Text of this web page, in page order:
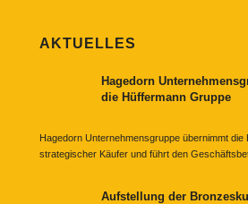
AKTUELLES
Hagedorn
die Hüffermann Gruppe
Hagedorn Unternehmensgruppe übernimmt die
strategischer Käufer und führt den
Aufstellung der